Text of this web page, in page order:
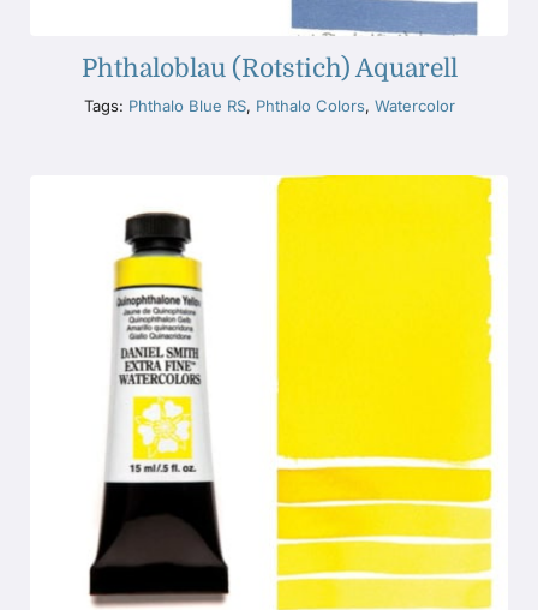
Phthaloblau (Rotstich) Aquarell
Tags: Phthalo Blue RS, Phthalo Colors, Watercolor